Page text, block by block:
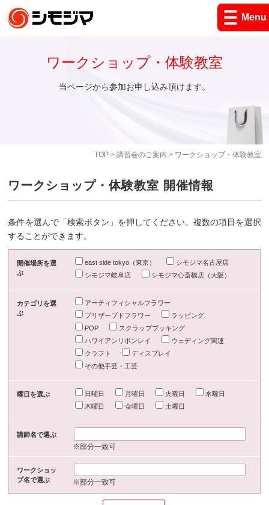
Menu
TOP> 講習会のご案内 > ワークショップ・体験教室
ワークショップ・体験教室
当ページから参加お申し込み頂けます。
ワークショップ・体験教室 開催情報
条件を選んで「検索ボタン」を押してください。複数の項目を選択
することができます。
開催場所を選
ぶ
east side tokyo（東京）
シモジマ名古屋店
シモジマ岐阜店
シモジマ心斎橋店（大阪）
カテゴリを選
ぶ
アーティフィシャルフラワー
プリザーブドフラワー
ラッピング
POP
スクラップブッキング
ハワイアンリボンレイ
ウェディング関連
クラフト
ディスプレイ
その他手芸・工芸
曜日を選ぶ 日曜日 月曜日 火曜日
水曜日
木曜日
金曜日 土曜日
講師名で選ぶ
※部分一致可
ワークショッ
プ名で選ぶ
※部分一致可